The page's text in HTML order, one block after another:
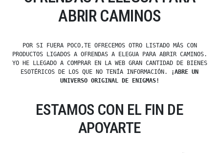
ABRIR CAMINOS
POR SI FUERA POCO,TE OFRECEMOS OTRO LISTADO MÁS CON
PRODUCTOS LIGADOS A OFRENDAS A ELEGUA PARA ABRIR CAMINOS.
YO HE LLEGADO A COMPRAR EN LA WEB GRAN CANTIDAD DE BIENES
ESOTÉRICOS DE LOS QUE NO TENÍA INFORMACIÓN.
¡ABRE UN
UNIVERSO ORIGINAL DE ENIGMAS!
ESTAMOS CON EL FIN DE
APOYARTE